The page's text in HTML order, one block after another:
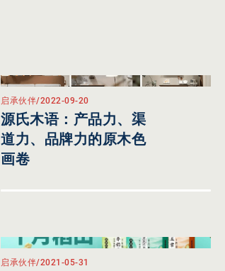
启承伙伴/2022-09-20
源氏木语：产品力、渠
道力、品牌力的原木色
画卷
启承伙伴/2021-05-31